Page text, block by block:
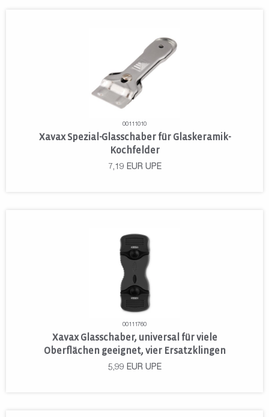
00111010
Xavax Spezial-Glasschaber für Glaskeramik-
Kochfelder
7,19 EUR UPE
00111760
Xavax Glasschaber, universal für viele
Oberflächen geeignet, vier Ersatzklingen
5,99 EUR UPE